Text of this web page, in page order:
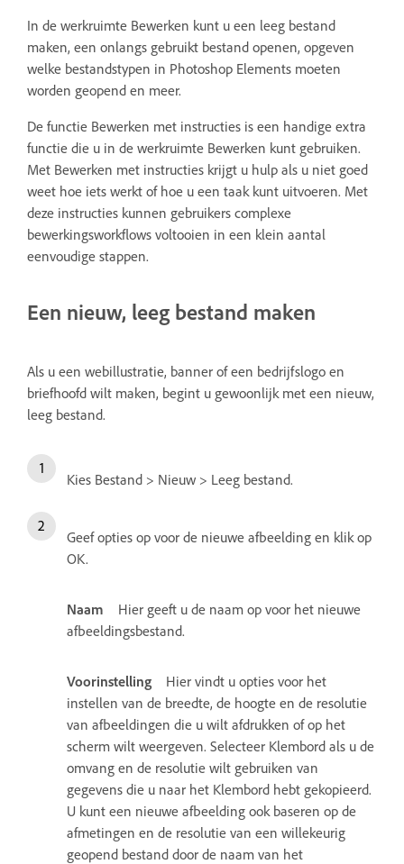
In de werkruimte Bewerken kunt u een leeg bestand
maken, een onlangs gebruikt bestand openen, opgeven
welke bestandstypen in Photoshop Elements moeten
worden geopend en meer.
De functie Bewerken met instructies is een handige extra
functie die u in de werkruimte Bewerken kunt gebruiken.
Met Bewerken met instructies krijgt u hulp als u niet goed
weet hoe iets werkt of hoe u een taak kunt uitvoeren. Met
deze instructies kunnen gebruikers complexe
bewerkingsworkflows voltooien in een klein aantal
eenvoudige stappen.
Een nieuw, leeg bestand maken
Als u een webillustratie, banner of een bedrijfslogo en
briefhoofd wilt maken, begint u gewoonlijk met een nieuw,
leeg bestand.
Kies Bestand > Nieuw > Leeg bestand.
Geef opties op voor de nieuwe afbeelding en klik op
OK.
Naam
Hier geeft u de naam op voor het nieuwe
afbeeldingsbestand.
Voorinstelling
Hier vindt u opties voor het
instellen van de breedte, de hoogte en de resolutie
van afbeeldingen die u wilt afdrukken of op het
scherm wilt weergeven. Selecteer Klembord als u de
omvang en de resolutie wilt gebruiken van
gegevens die u naar het Klembord hebt gekopieerd.
U kunt een nieuwe afbeelding ook baseren op de
afmetingen en de resolutie van een willekeurig
geopend bestand door de naam van het